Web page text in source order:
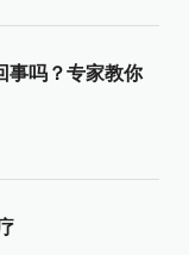
事吗？专家教你